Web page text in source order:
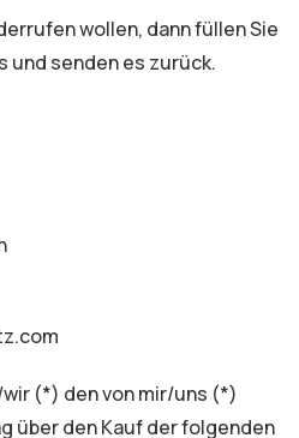
wollen, dann füllen Sie
und senden es zurück.
(*) den von mir/uns (*)
über den Kauf der folgenden